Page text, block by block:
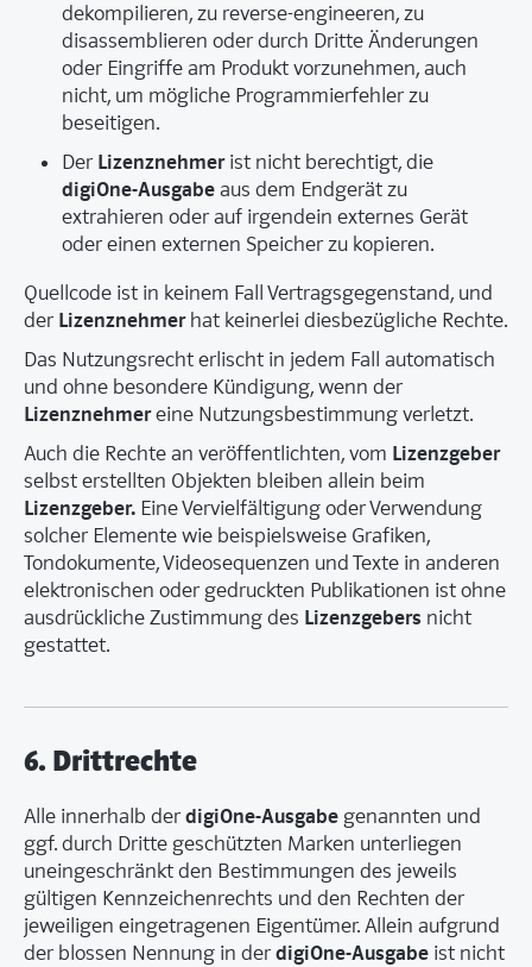
dekompilieren, zu reverse-engineeren, zu
disassemblieren oder durch Dritte Änderungen
oder Eingriffe am Produkt vorzunehmen, auch
nicht, um mögliche Programmierfehler zu
beseitigen.
Der Lizenznehmerist nicht berechtigt, die
digiOne-Ausgabeaus dem Endgerät zu
extrahieren oder auf irgendein externes Gerät
oder einen externen Speicher zu kopieren.
Quellcode ist in keinem Fall Vertragsgegenstand, und
der Lizenznehmerhat keinerlei diesbezügliche Rechte.
Das Nutzungsrecht erlischt in jedem Fall automatisch
und ohne besondere Kündigung, wenn der
Lizenznehmereine Nutzungsbestimmung verletzt.
Auch die Rechte an veröffentlichten, vom Lizenzgeber
selbst erstellten Objekten bleiben allein beim
Lizenzgeber. Eine Vervielfältigung oder Verwendung
solcher Elemente wie beispielsweise Grafiken,
Tondokumente, Videosequenzen und Texte in anderen
elektronischen oder gedruckten Publikationen ist ohne
ausdrückliche Zustimmung des Lizenzgebers nicht
gestattet.
6. Drittrechte
Alle innerhalb derdigiOne-Ausgabe genannten und
ggf. durch Dritte geschützten Marken unterliegen
uneingeschränkt den Bestimmungen des jeweils
gültigen Kennzeichenrechts und den Rechten der
jeweiligen eingetragenen Eigentümer. Allein aufgrund
der blossen Nennung in derdigiOne-Ausgabe ist nicht